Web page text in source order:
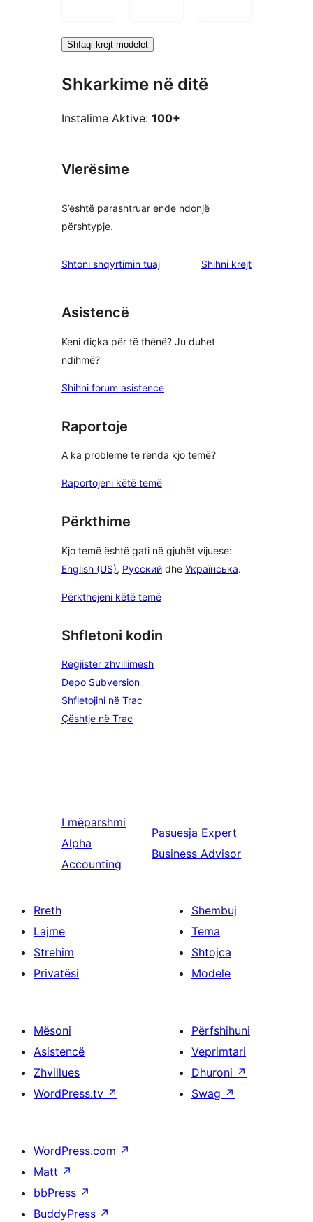
Shfaqi krejt modelet
Shkarkime në ditë
Instalime Aktive: 100+
Vlerësime
S’është parashtruar ende ndonjë
përshtypje.
Shtoni shqyrtimin tuaj Shihni krejtshqyrtimet
Asistencë
Keni diçka për të thënë? Ju duhet
ndihmë?
Shihni forum asistence
Raportoje
A ka probleme të rënda kjo temë?
Raportojeni këtë temë
Përkthime
Kjo temë është gati në gjuhët vijuese:
English (US), Русский dhe Українська.
Përkthejeni këtë temë
Shfletoni kodin
Regjistër zhvillimesh
Depo Subversion
Shfletojini në Trac
Çështje në Trac
I mëparshmi
Alpha
Accounting
Pasuesja Expert
Business Advisor
Rreth
Lajme
Strehim
Privatësi
Shembuj
Tema
Shtojca
Modele
Mësoni
Asistencë
Zhvillues
WordPress.tv ↗
Përfshihuni
Veprimtari
Dhuroni ↗
Swag ↗
WordPress.com ↗
Matt ↗
bbPress ↗
BuddyPress ↗